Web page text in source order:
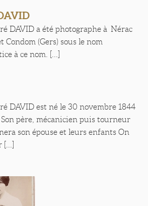
DAVID a été photographe à Nérac
Condom (Gers) sous le nom
à ce nom. [...]
DAVID est né le 30 novembre 1844
père, mécanicien puis tourneur
son épouse et leurs enfants On